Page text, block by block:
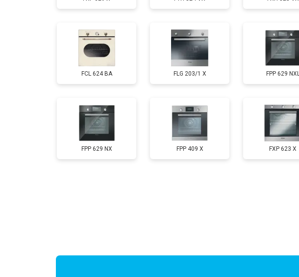
FCL 624 BA FLG 203/1 X FPP 629 NXL
FPP 629 NX FPP 409 X FXP 623 X